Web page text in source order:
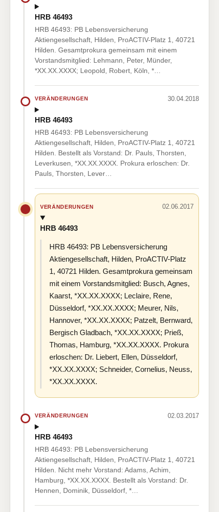
HRB 46493
HRB 46493: PB Lebensversicherung
Aktiengesellschaft, Hilden, ProACTIV-Platz 1, 40721
Hilden. Gesamtprokura gemeinsam mit einem
Vorstandsmitglied: Lehmann, Peter, Münder,
*XX.XX.XXXX; Leopold, Robert, Köln, *…
VERÄNDERUNGEN 30.04.2018
HRB 46493
HRB 46493: PB Lebensversicherung
Aktiengesellschaft, Hilden, ProACTIV-Platz 1, 40721
Hilden. Bestellt als Vorstand: Dr. Pauls, Thorsten,
Leverkusen, *XX.XX.XXXX. Prokura erloschen: Dr.
Pauls, Thorsten, Lever…
VERÄNDERUNGEN 02.06.2017
HRB 46493
HRB 46493: PB Lebensversicherung
Aktiengesellschaft, Hilden, ProACTIV-Platz
1, 40721 Hilden. Gesamtprokura gemeinsam
mit einem Vorstandsmitglied: Busch, Agnes,
Kaarst, *XX.XX.XXXX; Leclaire, Rene,
Düsseldorf, *XX.XX.XXXX; Meurer, Nils,
Hannover, *XX.XX.XXXX; Patzelt, Bernward,
Bergisch Gladbach, *XX.XX.XXXX; Prieß,
Thomas, Hamburg, *XX.XX.XXXX. Prokura
erloschen: Dr. Liebert, Ellen, Düsseldorf,
*XX.XX.XXXX; Schneider, Cornelius, Neuss,
*XX.XX.XXXX.
VERÄNDERUNGEN 02.03.2017
HRB 46493
HRB 46493: PB Lebensversicherung
Aktiengesellschaft, Hilden, ProACTIV-Platz 1, 40721
Hilden. Nicht mehr Vorstand: Adams, Achim,
Hamburg, *XX.XX.XXXX. Bestellt als Vorstand: Dr.
Hennen, Dominik, Düsseldorf, *…